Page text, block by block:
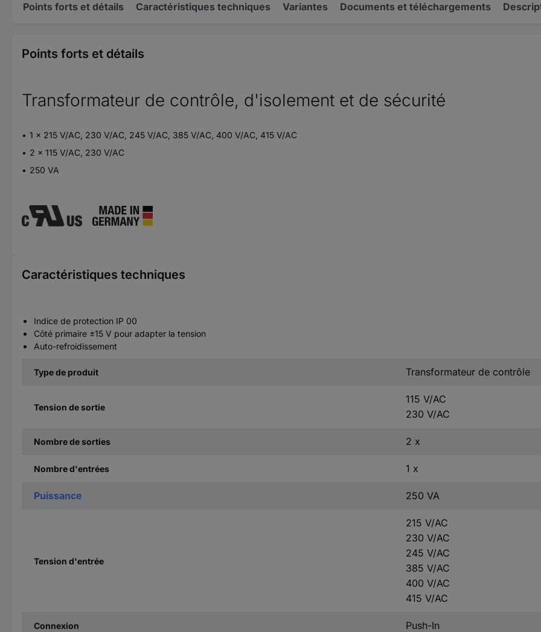
Points forts et détails Caractéristiques techniques Variantes Documents et téléchargements
Points forts et détails
Transformateur de contrôle, d'isolement et de sécurité
1 x 215 V/AC, 230 V/AC, 245 V/AC, 385 V/AC, 400 V/AC, 415 V/AC
2 x 115 V/AC, 230 V/AC
250 VA
Caractéristiques techniques
Indice de protection IP 00
Côté primaire ±15 V pour adapter la tension
Auto-refroidissement
Type de produit Transformateur de contrôle
Tension de sortie
115 V/AC
230 V/AC
Nombre de sorties 2 x
Nombre d'entrées 1 x
Puissance 250 VA
Tension d'entrée
215 V/AC
230 V/AC
245 V/AC
385 V/AC
400 V/AC
415 V/AC
Connexion Push-In